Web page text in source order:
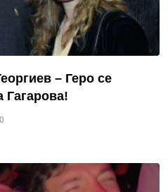
– Геро се
Гагарова!